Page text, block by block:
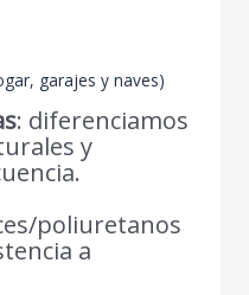
garajes y naves)
: diferenciamos
y
poliuretanos
a